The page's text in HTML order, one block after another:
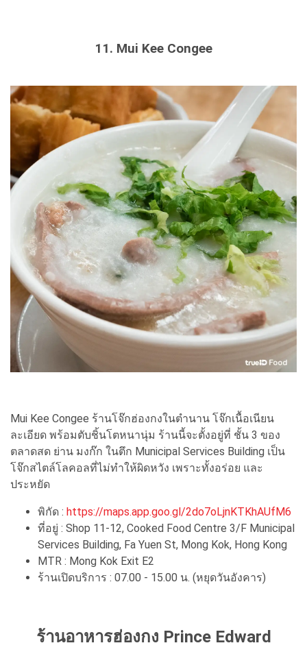
11. Mui Kee Congee
Mui Kee Congee ร้านโจ๊กฮ่องกงในตำนาน โจ๊กเนื้อเนียน
ละเอียด พร้อมตับชิ้นโตหนานุ่ม ร้านนี้จะตั้งอยู่ที่ ชั้น 3 ของ
ตลาดสด ย่าน มงก๊ก ในตึก Municipal Services Building เป็น
โจ๊กสไตล์โลคอลที่ไม่ทำให้ผิดหวัง เพราะทั้งอร่อย และ
ประหยัด
พิกัด : https://maps.app.goo.gl/2do7oLjnKTKhAUfM6
ที่อยู่ : Shop 11-12, Cooked Food Centre 3/F Municipal
Services Building, Fa Yuen St, Mong Kok, Hong Kong
MTR : Mong Kok Exit E2
ร้านเปิดบริการ : 07.00 - 15.00 น. (หยุดวันอังคาร)
ร้านอาหารฮ่องกง Prince Edward